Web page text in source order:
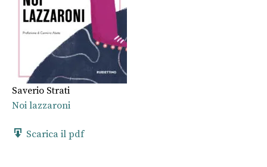
Saverio Strati
Noi lazzaroni
Scarica il pdf